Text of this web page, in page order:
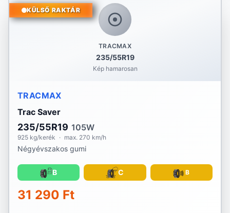
TRACMAX
235/55R19
Kép hamarosan
KÜLSŐ RAKTÁR
TRACMAX
Trac Saver
235/55R19 105W
925 kg/kerék · max. 270 km/h
Négyévszakos gumi
B C B
31 290 Ft